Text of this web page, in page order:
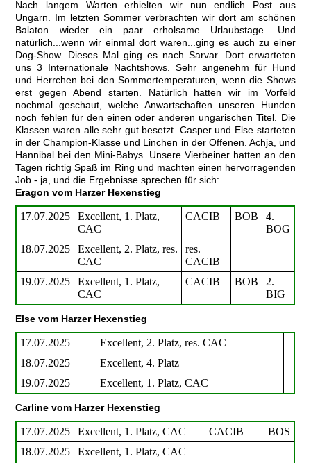
Nach langem Warten erhielten wir nun endlich Post aus
Ungarn. Im letzten Sommer verbrachten wir dort am schönen
Balaton wieder ein paar erholsame Urlaubstage. Und
natürlich...wenn wir einmal dort waren...ging es auch zu einer
Dog-Show. Dieses Mal ging es nach Sarvar. Dort erwarteten
uns 3 Internationale Nachtshows. Sehr angenehm für Hund
und Herrchen bei den Sommertemperaturen, wenn die Shows
erst gegen Abend starten. Natürlich hatten wir im Vorfeld
nochmal geschaut, welche Anwartschaften unseren Hunden
noch fehlen für den einen oder anderen ungarischen Titel. Die
Klassen waren alle sehr gut besetzt. Casper und Else starteten
in der Champion-Klasse und Linchen in der Offenen. Achja, und
Hannibal bei den Mini-Babys. Unsere Vierbeiner hatten an den
Tagen richtig Spaß im Ring und machten einen hervorragenden
Job - ja, und die Ergebnisse sprechen für sich:
Eragon vom Harzer Hexenstieg
17.07.2025
Excellent, 1. Platz,
CAC
CACIB BOB
4.
BOG
18.07.2025
Excellent, 2. Platz, res.
CAC
res.
CACIB
19.07.2025
Excellent, 1. Platz,
CAC
CACIB BOB
2.
BIG
Else vom Harzer Hexenstieg
17.07.2025
Excellent, 2. Platz, res. CAC
18.07.2025
Excellent, 4. Platz
19.07.2025
Excellent, 1. Platz, CAC
Carline vom Harzer Hexenstieg
17.07.2025 Excellent, 1. Platz, CAC CACIB
BOS
18.07.2025
Excellent, 1. Platz, CAC